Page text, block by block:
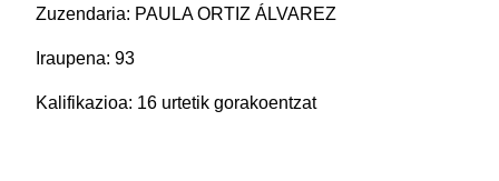
Zuzendaria: PAULA ORTIZ ÁLVAREZ
Iraupena: 93
Kalifikazioa: 16 urtetik gorakoentzat